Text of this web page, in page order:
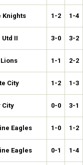
Knights 1-2 1-4
Utd II 3-0 3-2
1-1 2-2
City 1-2 1-3
City 0-0 3-1
Eagles 1-0 1-2
Eagles 0-1 1-4